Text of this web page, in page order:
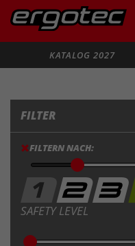
KATALOG 2027
FILTER
FILTERN NACH:
SAFETY LEVEL